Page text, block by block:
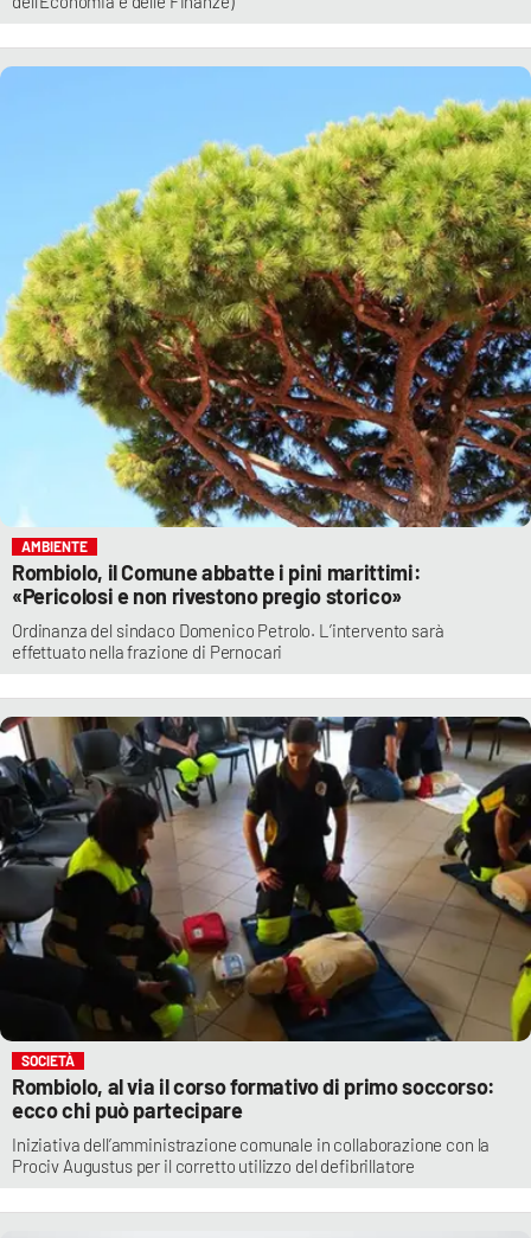
AMBIENTE
Rombiolo, il Comune abbatte i pini marittimi:
«Pericolosi e non rivestono pregio storico»
Ordinanza del sindaco Domenico Petrolo. L’intervento sarà
effettuato nella frazione di Pernocari
SOCIETÀ
Rombiolo, al via il corso formativo di primo soccorso:
ecco chi può partecipare
Iniziativa dell’amministrazione comunale in collaborazione con la
Prociv Augustus per il corretto utilizzo del defibrillatore